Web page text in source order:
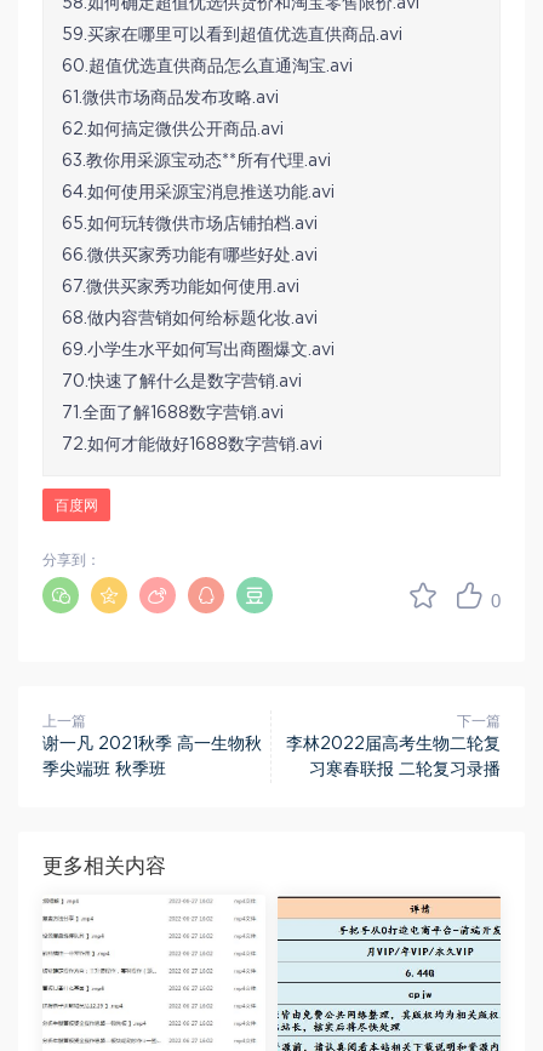
58.如何确定超值优选供货价和淘宝零售限价.avi
59.买家在哪里可以看到超值优选直供商品.avi
60.超值优选直供商品怎么直通淘宝.avi
61.微供市场商品发布攻略.avi
62.如何搞定微供公开商品.avi
63.教你用采源宝动态**所有代理.avi
64.如何使用采源宝消息推送功能.avi
65.如何玩转微供市场店铺拍档.avi
66.微供买家秀功能有哪些好处.avi
67.微供买家秀功能如何使用.avi
68.做内容营销如何给标题化妆.avi
69.小学生水平如何写出商圈爆文.avi
70.快速了解什么是数字营销.avi
71.全面了解1688数字营销.avi
72.如何才能做好1688数字营销.avi
百度网
0
分享到：
上一篇
谢一凡 2021秋季 高一生物秋
季尖端班 秋季班
下一篇
李林2022届高考生物二轮复
习寒春联报 二轮复习录播
更多相关内容